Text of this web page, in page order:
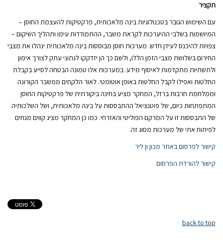
תקציר
עם השימוש הגובר בטכנולוגיות בינה מלאכותית, פרקטיקות להעצמת החוסן –
המיושמות בשלבי ההיערכות לקראת משבר, ההתמודדות עימו ותהליך השיקום –
צפויות להיכנס לעידן חדש. מערכות חוסן מבוססות בינה מלאכותית ינהלו את מצבי
החירום בשלושת מצבי הזמן הללו, ולשם כך הן יזדקקו לנתוני עתק לצורך אימון
ולתשתיות מתקדמות לאיסוף מידע. במערכות אלו טמונה הבטחה לסייע בקבלת
החלטות ואפילו לקבל החלטות באופן אוטומטי. לאור הלקחים ממשבר הקורונה
וממלחמת חרבות ברזל, המחקר מציע בחינה ביקורתית של פרקטיקות החוסן
המתפתחות כיום, של פוטנציאל ההתבססות על בינה מלאכותית, ושל השלכותיה
של התבססות זו על המרקם הפוליטי והאזרחי. כמו כן המחקר מציג קווים מנחים
לפיתוח אתי של מערכות מסוג זה.
קישור לפרסום באתר מכון ון ליר
קישור להורדת הפרסום
back to top